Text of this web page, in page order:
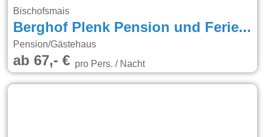
Bischofsmais
Berghof Plenk Pension und Ferienwohnungen
Pension/Gästehaus
ab 67,- €pro Pers. / Nacht